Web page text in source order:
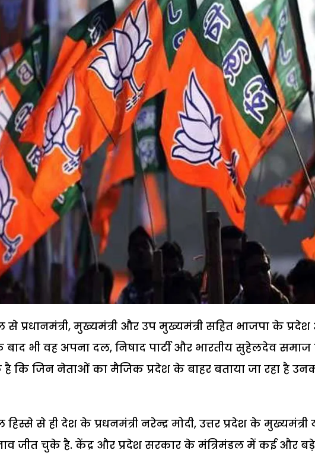
से प्रधानमंत्री, मुख्यमंत्री और उप मुख्यमंत्री सहित भाजपा के
बाद भी वह अपना दल, निषाद पार्टी और भारतीय सुहेलदेव समाज
कि जिन नेताओं का मैजिक प्रदेश के बाहर बताया जा रहा है
हिस्से से ही देश के प्रधनमंत्री नरेन्द्र मोदी, उत्तर प्रदेश के
जीत चुके है. केंद्र और प्रदेश सरकार के मंत्रिमंडल में कई और बड़े